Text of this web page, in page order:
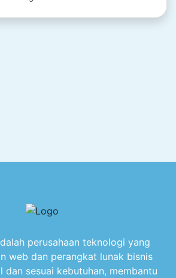
perusahaan teknologi yang
web dan perangkat lunak bisnis
dan sesuai kebutuhan, membantu